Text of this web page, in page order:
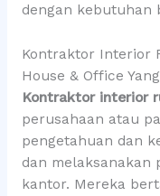
dengan kebutuhan
Kontraktor Interior
House & Office
Kontraktor interior
perusahaan atau
pengetahuan dan
dan melaksanakan
kantor. Mereka